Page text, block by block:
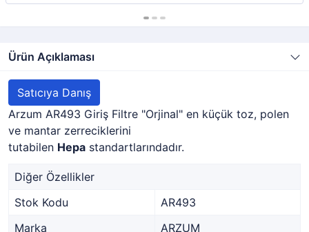
Ürün Açıklaması
Satıcıya Danış
Arzum AR493 Giriş Filtre "Orjinal" en küçük toz, polen
ve mantar zerreciklerini
tutabilen Hepa standartlarındadır.
Diğer Özellikler
Stok Kodu
AR493
Marka
ARZUM